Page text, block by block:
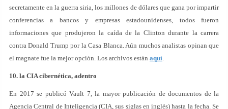
secretamente en la guerra siria, los millones de dólares que gana por impartir
conferencias a bancos y empresas estadounidenses, todos fueron
informaciones que produjeron la caída de la Clinton durante la carrera
contra Donald Trump por la Casa Blanca. Aún muchos analistas opinan que
el magnate fue la mejor opción. Los archivos están aquí.
10. la CIA cibernética, adentro
En 2017 se publicó Vault 7, la mayor publicación de documentos de la
Agencia Central de Inteligencia (CIA, sus siglas en inglés) hasta la fecha. Se